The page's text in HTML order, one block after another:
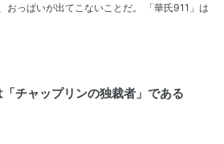
おっぱいが出てこないことだ。 「華氏911」は
「チャップリンの独裁者」である